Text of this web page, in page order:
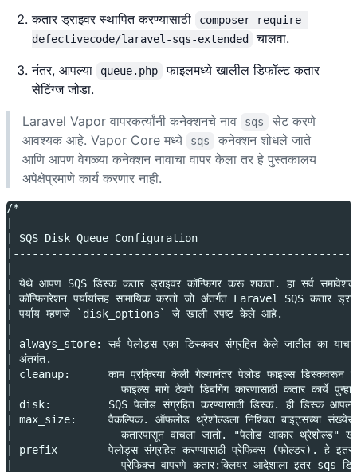
कतार ड्राइवर स्थापित करण्यासाठी
composer require
defectivecode/laravel-sqs-extended
चालवा.
नंतर, आपल्या
queue.php
फाइलमध्ये खालील डिफॉल्ट कतार
सेटिंग्ज जोडा.
Laravel Vapor वापरकर्त्यांनी कनेक्शनचे नाव
sqs
सेट करणे
आवश्यक आहे. Vapor Core मध्ये
sqs
कनेक्शन शोधले जाते
आणि आपण वेगळ्या कनेक्शन नावाचा वापर केला तर हे पुस्तकालय
अपेक्षेप्रमाणे कार्य करणार नाही.
/*
| SQS Disk Queue Configuration
| येथे आपण SQS डिस्क कतार ड्राइवर कॉन्फिगर करू शकता. हा सर्व समावेशक
| कॉन्फिगरेशन पर्यायांसह सामायिक करतो जो अंतर्गत Laravel SQS कतार
| पर्याय म्हणजे `disk_options` जे खाली स्पष्ट केले आहे.
| always_store: सर्व पेलोड्स एका डिस्कवर संग्रहित केले जातील का याचा
| अंतर्गत.
| cleanup:      काम प्रक्रिया केली गेल्यानंतर पेलोड फाइल्स डिस्कवरून
|                 फाइल्स मागे ठेवणे डिबगिंग कारणासाठी कतार कार्ये पुन्हा
| disk:         SQS पेलोड संग्रहित करण्यासाठी डिस्क. ही डिस्क आपल्या
| max_size:     वैकल्पिक. ऑफलोड थ्रेशोल्डला निश्चित बाइट्सच्या
|                 कतारपासून वाचला जातो. "पेलोड आकार थ्रेशोल्ड"
| prefix        पेलोड्स संग्रहित करण्यासाठी प्रेफिक्स (फोल्डर). हे इतर
|                 प्रेफिक्स वापरणे कतार:क्लियर आदेशाला इतर sqs-डिस्क